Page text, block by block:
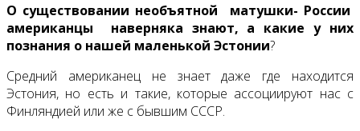
О существовании необъятной матушки- России
американцы наверняка знают, а какие у них
познания о нашей маленькой Эстонии?
Средний американец не знает даже где находится
Эстония, но есть и такие, которые ассоциируют нас с
Финляндией или же с бывшим СССР.